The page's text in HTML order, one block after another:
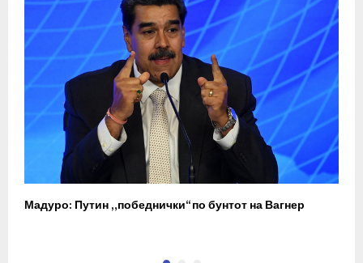
Мадуро: Путин „победнички“ по бунтот на Вагнер